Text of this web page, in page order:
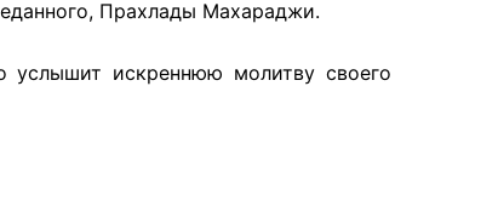
Прахлады Махараджи.
искреннюю молитву своего